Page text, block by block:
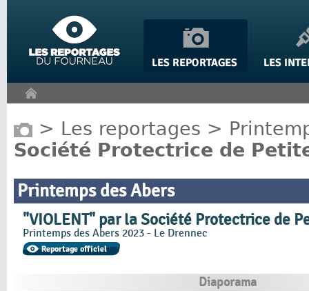
> Les reportages >
Société Protectrice de
Printemps des Abers
"VIOLENT" par la Société Protectrice de
Printemps des Abers 2023 - Le Drennec
Diaporama